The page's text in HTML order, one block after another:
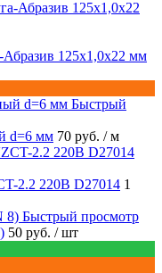
Абразив 125x1,0x22 мм
Быстрый
d=6 мм 70 руб. / м
2.2 220В D27014 1
Быстрый просмотр
50 руб. / шт